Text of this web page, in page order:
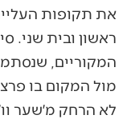
את תקופות
ראשון ובית שני.
המקוריים,
מול המקום בו
לא הרחק מ׳שער